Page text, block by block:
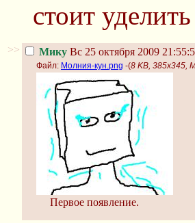
стоит
>> Мику Вс 25 октября 2009
Файл: Молния-кун.png -(8 KB, 385x345,
Первое появление.